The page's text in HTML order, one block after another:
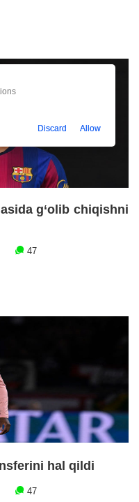
g‘olib chiqishni
47
hal qildi
47
Discard Allow